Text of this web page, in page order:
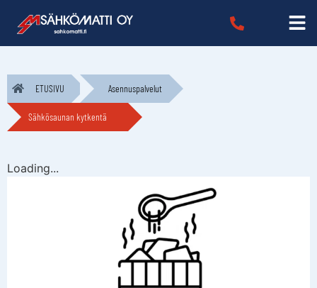
ETUSIVU Asennuspalvelut
Sähkösaunan kytkentä
Loading...